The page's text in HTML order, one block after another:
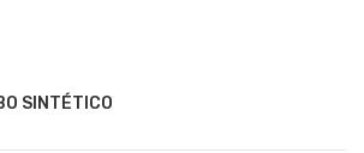
SINTÉTICO